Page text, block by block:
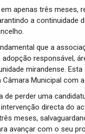
apenas três meses,
a
que a
responsável,
mirandense.
Municipal com
de perder uma
directa do
meses,
avançar com o seu